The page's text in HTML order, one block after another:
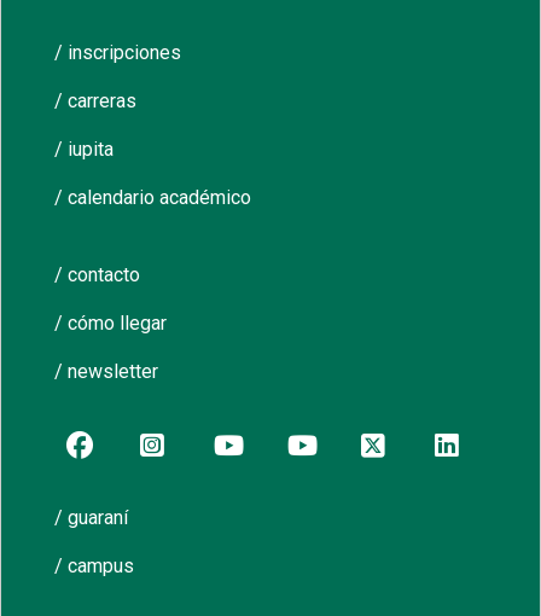
/ inscripciones
/ carreras
/ iupita
/ calendario académico
/ contacto
/ cómo llegar
/ newsletter
/ guaraní
/ campus